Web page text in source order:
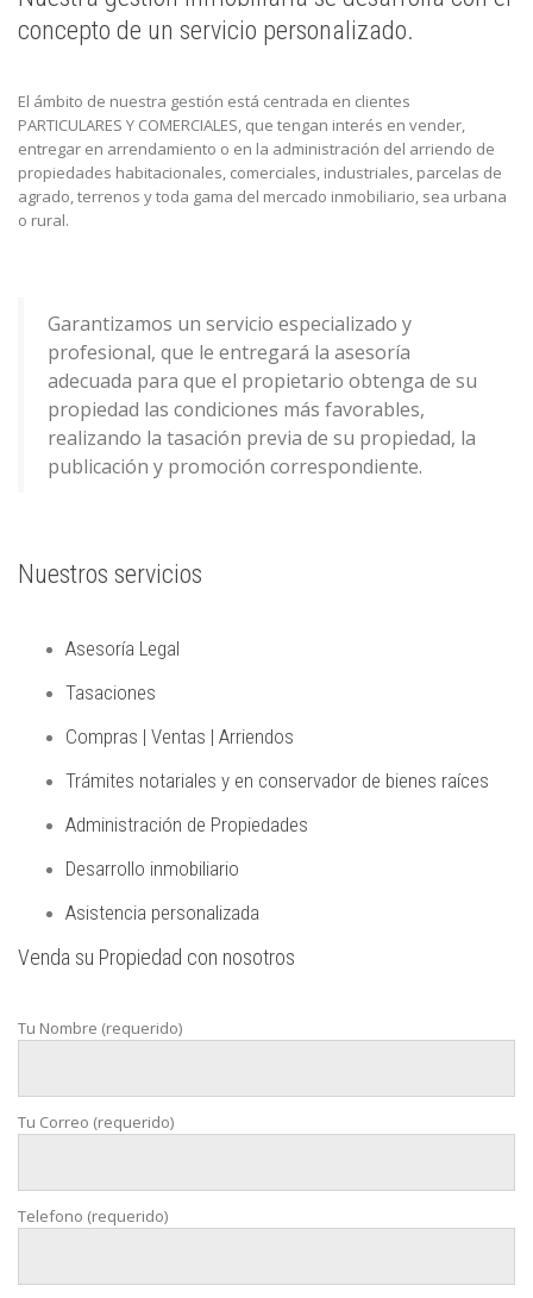
concepto de un servicio personalizado.
El ámbito de nuestra gestión está centrada en clientes
PARTICULARES Y COMERCIALES, que tengan interés en vender,
entregar en arrendamiento o en la administración del arriendo de
propiedades habitacionales, comerciales, industriales, parcelas de
agrado, terrenos y toda gama del mercado inmobiliario, sea urbana
o rural.
Garantizamos un servicio especializado y
profesional, que le entregará la asesoría
adecuada para que el propietario obtenga de su
propiedad las condiciones más favorables,
realizando la tasación previa de su propiedad, la
publicación y promoción correspondiente.
Nuestros servicios
Asesoría Legal
Tasaciones
Compras | Ventas | Arriendos
Trámites notariales y en conservador de bienes raíces
Administración de Propiedades
Desarrollo inmobiliario
Asistencia personalizada
Venda su Propiedad con nosotros
Tu Nombre (requerido)
Tu Correo (requerido)
Telefono (requerido)